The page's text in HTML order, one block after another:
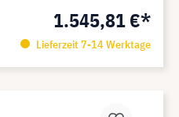
1.545,81 €*
Lieferzeit 7-14 Werktage